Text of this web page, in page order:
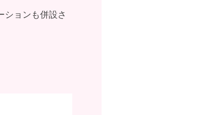
ションも併設さ